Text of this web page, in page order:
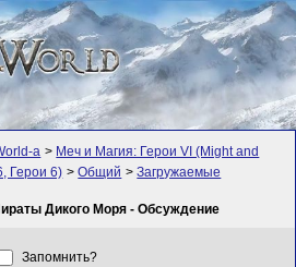
а > Меч и Магия: Герои VI (Might and
Герои 6) >Общий >Загружаемые
Дикого Моря - Обсуждение
Запомнить?